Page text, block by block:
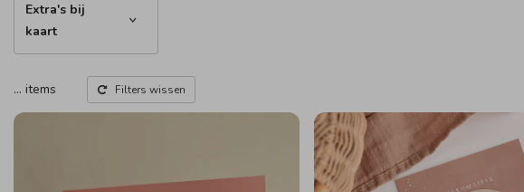
Extra's bij
kaart
… items Filters wissen